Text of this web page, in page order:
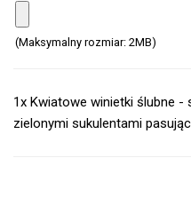
(Maksymalny rozmiar: 2MB)
1x Kwiatowe winietki ślubne -
zielonymi sukulentami